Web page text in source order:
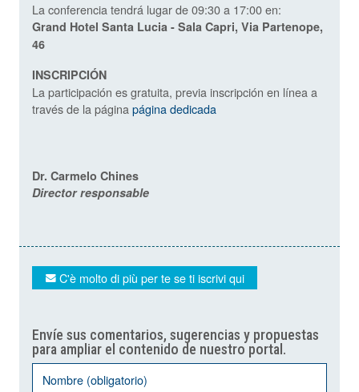
La conferencia tendrá lugar de 09:30 a 17:00 en:
Grand Hotel Santa Lucia - Sala Capri, Via Partenope,
46
INSCRIPCIÓN
La participación es gratuita, previa inscripción en línea a
través de la páginapágina dedicada
Dr. Carmelo Chines
Director responsable
C'è molto di più per te se ti iscrivi qui
Envíe sus comentarios, sugerencias y propuestas
para ampliar el contenido de nuestro portal.